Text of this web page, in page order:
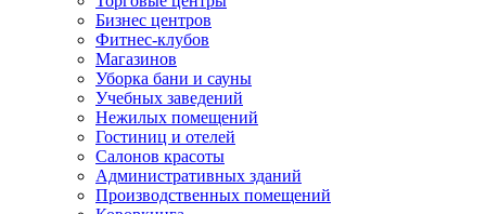
Бизнес центров
Фитнес-клубов
Магазинов
Уборка бани и сауны
Учебных заведений
Нежилых помещений
Гостиниц и отелей
Салонов красоты
Административных зданий
Производственных помещений